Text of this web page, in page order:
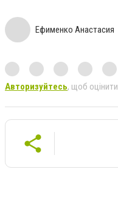
Ефименко Анастасия
Авторизуйтесь, щоб оцінити